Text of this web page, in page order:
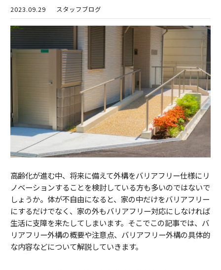
2023.09.29 スタッフブログ
高齢化が進む中、将来に備えて外構をバリアフリー仕様にリ
ノベーションすることを検討している方も多いのではないで
しょうか。体が不自由になると、家の中だけをバリアフリー
にするだけでなく、家の外もバリアフリー対応にしなければ
生活に支障を来たしてしまいます。そこでこの記事では、バ
リアフリー外構の概要や注意点、バリアフリー外構の具体的
な内容などについて解説していきます。